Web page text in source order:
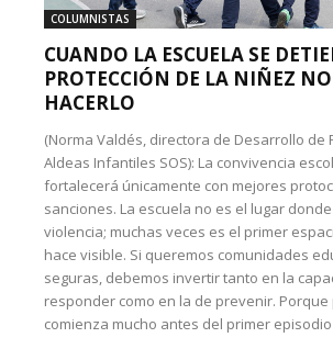
COLUMNISTAS
CUANDO LA ESCUELA SE
PROTECCIÓN DE LA NIÑEZ NO
HACERLO
(Norma Valdés, directora de Desarrollo de
Aldeas Infantiles SOS): La convivencia
fortalecerá únicamente con mejores
sanciones. La escuela no es el lugar
violencia; muchas veces es el primer
hace visible. Si queremos comunidades
seguras, debemos invertir tanto en la
responder como en la de prevenir.
comienza mucho antes del primer